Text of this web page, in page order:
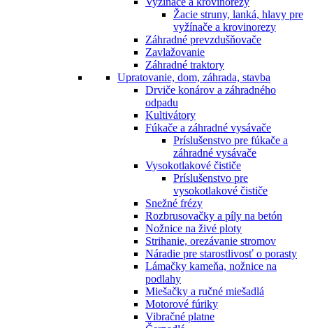
Žacie struny, lanká, hlavy pre
vyžínače a krovinorezy
Záhradné prevzdušňovače
Zavlažovanie
Záhradné traktory
Upratovanie, dom, záhrada, stavba
Drviče konárov a záhradného
odpadu
Kultivátory
Fúkače a záhradné vysávače
Príslušenstvo pre fúkače a
záhradné vysávače
Vysokotlakové čističe
Príslušenstvo pre
vysokotlakové čističe
Snežné frézy
Rozbrusovačky a píly na betón
Nožnice na živé ploty
Strihanie, orezávanie stromov
Náradie pre starostlivosť o porasty
Lámačky kameňa, nožnice na
podlahy
Miešačky a ručné miešadlá
Motorové fúriky
Vibračné platne